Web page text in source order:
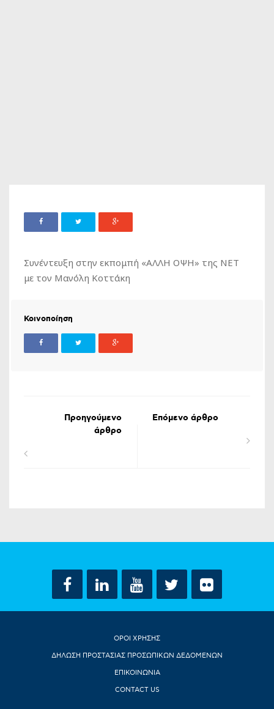
Συνέντευξη στην εκπομπή «ΑΛΛΗ ΟΨΗ» της ΝΕΤ
με τον Μανόλη Κοττάκη
Κοινοποίηση
Προηγούμενο
άρθρο
Επόμενο άρθρο
ΟΡΟΙ ΧΡΗΣΗΣ
ΔΗΛΩΣΗ ΠΡΟΣΤΑΣΙΑΣ ΠΡΟΣΩΠΙΚΩΝ ΔΕΔΟΜΕΝΩΝ
ΕΠΙΚΟΙΝΩΝΙΑ
CONTACT US